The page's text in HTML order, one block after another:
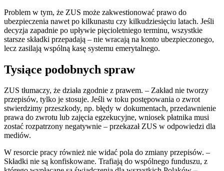
Problem w tym, że ZUS może zakwestionować prawo do
ubezpieczenia nawet po kilkunastu czy kilkudziesięciu latach. Jeśli
decyzja zapadnie po upływie pięcioletniego terminu, wszystkie
starsze składki przepadają – nie wracają na konto ubezpieczonego,
lecz zasilają wspólną kasę systemu emerytalnego.
Tysiące podobnych spraw
ZUS tłumaczy, że działa zgodnie z prawem. – Zakład nie tworzy
przepisów, tylko je stosuje. Jeśli w toku postępowania o zwrot
stwierdzimy przeszkody, np. błędy w dokumentach, przedawnienie
prawa do zwrotu lub zajęcia egzekucyjne, wniosek płatnika musi
zostać rozpatrzony negatywnie – przekazał ZUS w odpowiedzi dla
mediów.
W resorcie pracy również nie widać pola do zmiany przepisów. –
Składki nie są konfiskowane. Trafiają do wspólnego funduszu, z